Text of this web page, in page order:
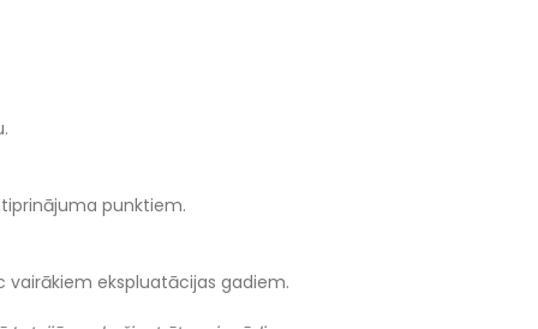
punktiem.
vairākiem ekspluatācijas gadiem.